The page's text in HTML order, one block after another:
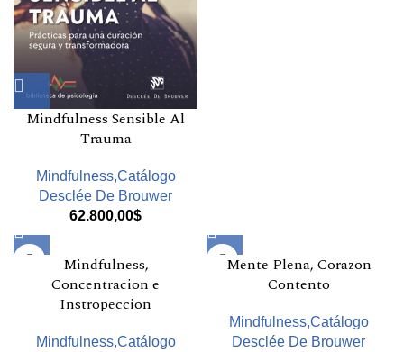
Mindfulness Sensible Al
Trauma
Mindfulness,Catálogo
Desclée De Brouwer
62.800,00$
Mindfulness,
Concentracion e
Instropeccion
Mindfulness,Catálogo
Mente Plena, Corazon
Contento
Mindfulness,Catálogo
Desclée De Brouwer